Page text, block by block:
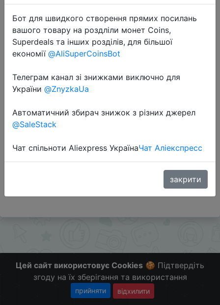
$93.59
Перейти до магазину
Додаткова інформація відсутня.
Слідкуйте за знижками на мобільному, в телеграм
Цей сайт використовує Cookies 🍪 Підтвердіть
згоду на їх зберігання та використання
прийняти відхилити
Бот для швидкого створення прямих посилань
вашого товару на роздліли монет Coins,
Superdeals та інших розділів, для більшої
економії @AliSuperCoinsBot
Телеграм канал зі знижками виключно для
України @ZnyzkaUa
Автоматичний збирач знижок з різних джерел
@SaleStack
Чат спільноти Aliexpress УкраїнаЧат Аліекспресс
закрити